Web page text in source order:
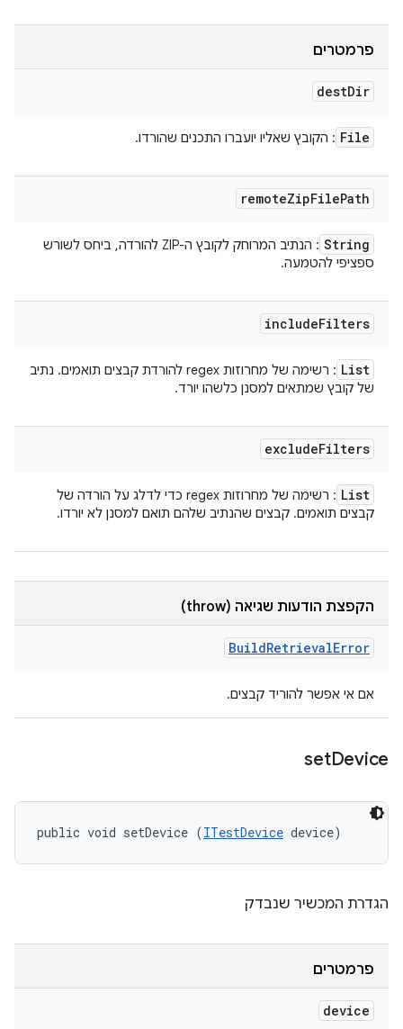
פרמטרים
destDir
File : הקובץ שאליו יועברו התכנים שהורדו.
remoteZipFilePath
String
: הנתיב המרוחק לקובץ ה-ZIP להורדה, ביחס לשורש
ספציפי להטמעה.
includeFilters
List
: רשימה של מחרוזות regex להורדת קבצים תואמים. נתיב
של קובץ שמתאים למסנן כלשהו יורד.
excludeFilters
List
: רשימה של מחרוזות regex כדי לדלג על הורדה של
קבצים תואמים. קבצים שהנתיב שלהם תואם למסנן לא יורדו.
הקפצת הודעות שגיאה (throw)
BuildRetrievalError
אם אי אפשר להוריד קבצים.
setDevice
public void setDevice (ITestDevice device)
הגדרת המכשיר שנבדק
פרמטרים
device